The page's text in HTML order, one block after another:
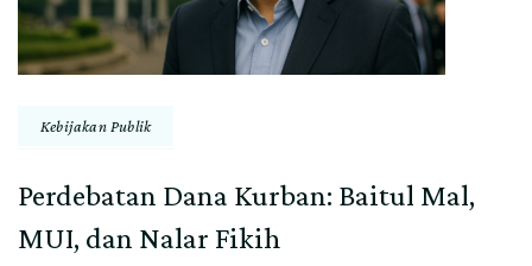
Kebijakan Publik
Perdebatan Dana Kurban: Baitul Mal,
MUI, dan Nalar Fikih